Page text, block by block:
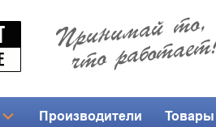
Производители Товары